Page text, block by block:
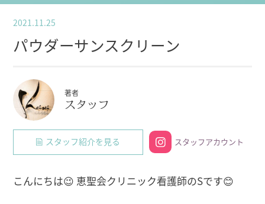
2021.11.25
パウダーサンスクリーン
著者
スタッフ
スタッフ紹介を見る スタッフアカウント
こんにちは😉 恵聖会クリニック看護師のSです😊